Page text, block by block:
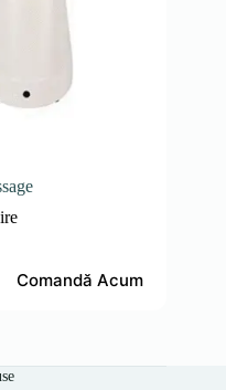
Comandă Acum